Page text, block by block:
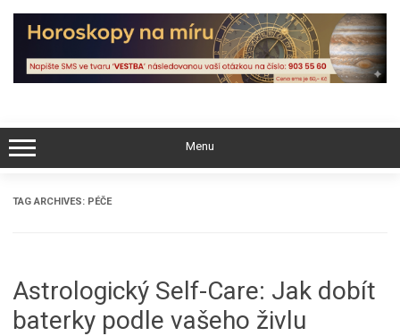
Skip
content
Menu
TAG ARCHIVES: PÉČE
Astrologický Self-Care: Jak dobít
baterky podle vašeho živlu